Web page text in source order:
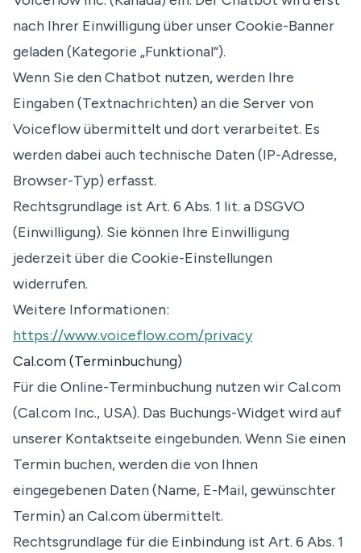
nach Ihrer Einwilligung über unser Cookie-Banner
geladen (Kategorie „Funktional“).
Wenn Sie den Chatbot nutzen, werden Ihre
Eingaben (Textnachrichten) an die Server von
Voiceflow übermittelt und dort verarbeitet. Es
werden dabei auch technische Daten (IP-Adresse,
Browser-Typ) erfasst.
Rechtsgrundlage ist Art. 6 Abs. 1 lit. a DSGVO
(Einwilligung). Sie können Ihre Einwilligung
jederzeit über die Cookie-Einstellungen
widerrufen.
Weitere Informationen:
https://www.voiceflow.com/privacy
Cal.com (Terminbuchung)
Für die Online-Terminbuchung nutzen wir Cal.com
(Cal.com Inc., USA). Das Buchungs-Widget wird auf
unserer Kontaktseite eingebunden. Wenn Sie einen
Termin buchen, werden die von Ihnen
eingegebenen Daten (Name, E-Mail, gewünschter
Termin) an Cal.com übermittelt.
Rechtsgrundlage für die Einbindung ist Art. 6 Abs. 1